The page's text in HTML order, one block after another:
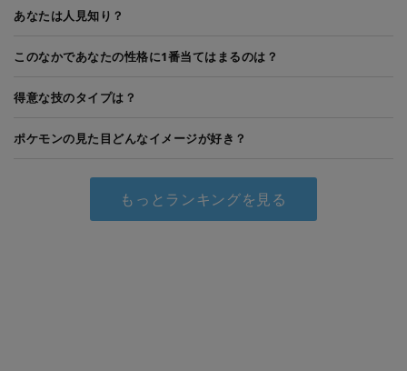
あなたは人見知り？
このなかであなたの性格に1番当てはまるのは？
得意な技のタイプは？
ポケモンの見た目どんなイメージが好き？
もっとランキングを見る